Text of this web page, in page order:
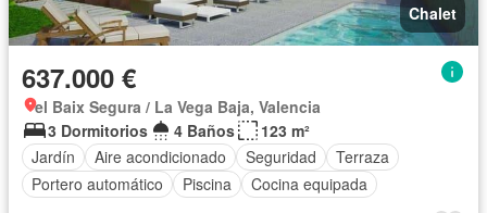
Chalet
637.000 €
el Baix Segura / La Vega Baja, Valencia
3 Dormitorios
4 Baños
123 m²
Jardín
Aire acondicionado Seguridad
Terraza
Portero automático
Piscina Cocina equipada